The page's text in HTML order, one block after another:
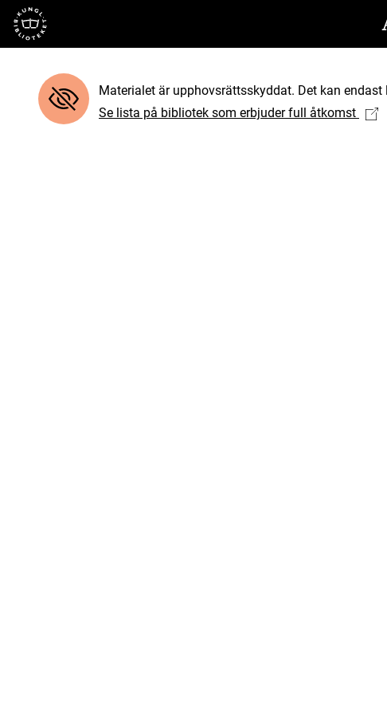
Till startsidan
Materialet är upphovsrättsskyddat. Det kan
Se lista på bibliotek som erbjuder full åtkomst